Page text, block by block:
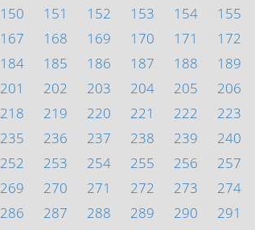
150 151 152 153 154 155
167 168 169 170 171 172
184 185 186 187 188 189
201 202 203 204 205 206
218 219 220 221 222 223
235 236 237 238 239 240
252 253 254 255 256 257
269 270 271 272 273 274
286 287 288 289 290 291